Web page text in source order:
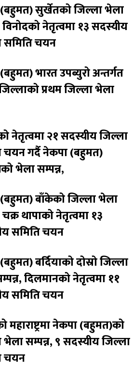
सुर्खेतको जिल्ला भेला
विनोदको नेतृत्वमा १३ सदस्यीय
समिति चयन
भारत उपब्युरो अन्तर्गत
प्रथम जिल्ला भेला
नेतृत्वमा २१ सदस्यीय जिल्ला
चयन गर्दै नेकपा (बहुमत)
भेला सम्पन्न,
बाँकेको जिल्ला भेला
चक्र थापाको नेतृत्वमा १३
समिति चयन
बर्दियाको दोस्रो जिल्ला
दिलमानको नेतृत्वमा ११
समिति चयन
महाराष्ट्रमा नेकपा (बहुमत)को
भेला सम्पन्न, ९ सदस्यीय जिल्ला
चयन